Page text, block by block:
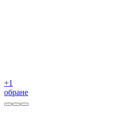
+1
обране